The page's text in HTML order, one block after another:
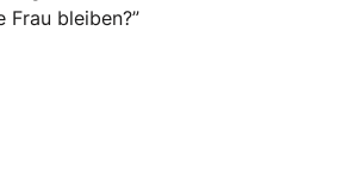
Frau bleiben?”